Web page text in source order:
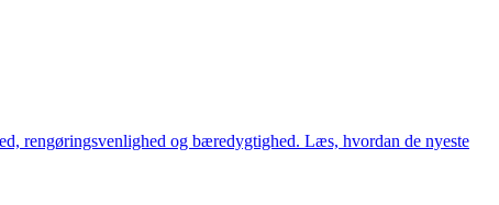
rengøringsvenlighed og bæredygtighed. Læs, hvordan de nyeste